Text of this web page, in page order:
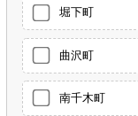
堀下町
曲沢町
南千木町